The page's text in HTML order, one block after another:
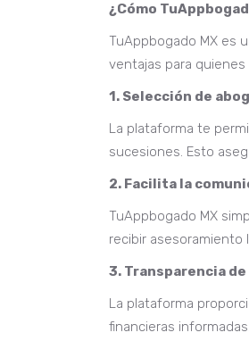
¿Cómo
TuAppbogado MX es
ventajas para
1. Selección de
La plataforma te
sucesiones. Esto
2. Facilita la
TuAppbogado MX
recibir asesoramiento
3. Transparencia
La plataforma
financieras informadas.